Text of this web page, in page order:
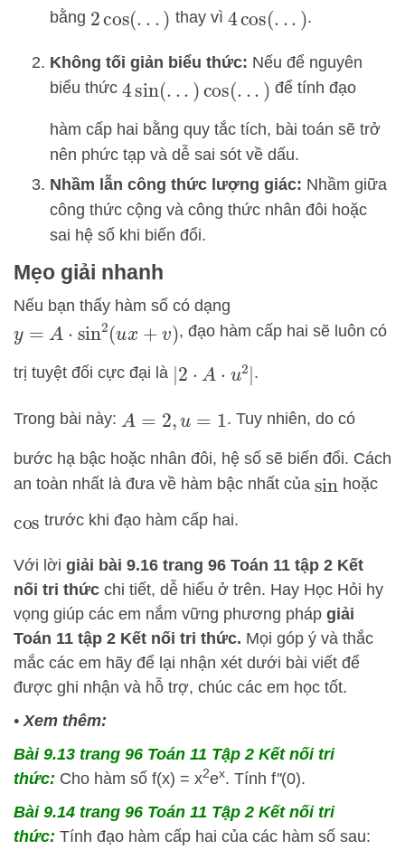
bằng 2cos(. .. ) thay vì 4cos(. .. ) .
Không tối giản biểu thức: Nếu để nguyên
biểu thức 4sin(.. . )cos(...) để tính đạo
hàm cấp hai bằng quy tắc tích, bài toán sẽ trở
nên phức tạp và dễ sai sót về dấu.
Nhầm lẫn công thức lượng giác: Nhầm giữa
công thức cộng và công thức nhân đôi hoặc
sai hệ số khi biến đổi.
Mẹo giải nhanh
Nếu bạn thấy hàm số có dạng
y =A ⋅sin2(ux+v ) , đạo hàm cấp hai sẽ luôn có
trị tuyệt đối cực đại là 2 ⋅A⋅u 2| .
Trong bài này: A=2 u=1 . Tuy nhiên, do có
bước hạ bậc hoặc nhân đôi, hệ số sẽ biến đổi. Cách
an toàn nhất là đưa về hàm bậc nhất của sin hoặc
cos trước khi đạo hàm cấp hai.
Với lời giải bài 9.16 trang 96 Toán 11 tập 2 Kết
nối tri thức chi tiết, dễ hiểu ở trên. Hay Học Hỏi hy
vọng giúp các em nắm vững phương pháp giải
Toán 11 tập 2 Kết nối tri thức. Mọi góp ý và thắc
mắc các em hãy để lại nhận xét dưới bài viết để
được ghi nhận và hỗ trợ, chúc các em học tốt.
• Xem thêm:
Bài 9.13 trang 96 Toán 11 Tập 2 Kết nối tri
thức: Cho hàm số f(x) = x2ex. Tính f''(0).
Bài 9.14 trang 96 Toán 11 Tập 2 Kết nối tri
thức: Tính đạo hàm cấp hai của các hàm số sau: